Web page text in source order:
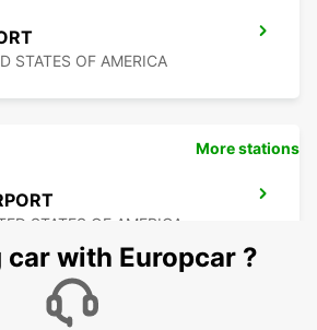
STATES OF AMERICA
STATES OF AMERICA
More stations
with Europcar ?